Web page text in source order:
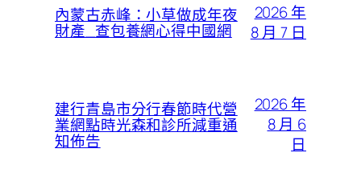
內蒙古赤峰：小草做成年夜
財產_查包養網心得中國網
2026 年
8 月 7 日
建行青島市分行春節時代營
業網點時光森和診所減重通
知佈告
2026 年
8 月 6
日